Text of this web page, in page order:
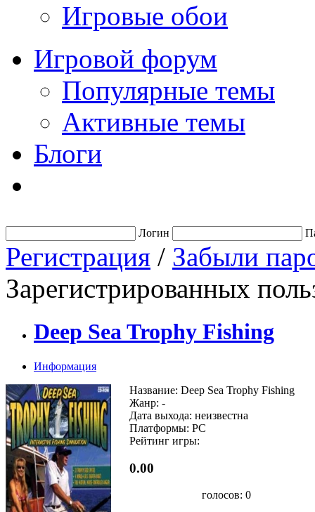
Игровые обои
Игровой форум
Популярные темы
Активные темы
Блоги
Логин
Регистрация / Забыли
Зарегистрированных
Deep Sea Trophy Fishing
Информация
Название: Deep Sea Trophy Fishing
Жанр: -
Дата выхода: неизвестна
Платформы: PC
Рейтинг игры:
0.00
голосов: 0